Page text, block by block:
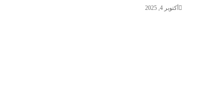
أكتوبر 4, 2025